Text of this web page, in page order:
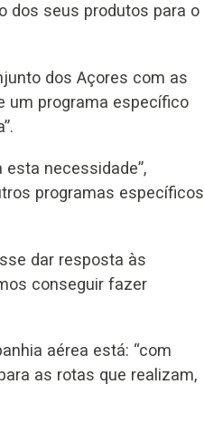
dos seus produtos para o
dos Açores com as
um programa específico
esta necessidade”,
programas específicos
dar resposta às
conseguir fazer
aérea está: “com
as rotas que realizam,